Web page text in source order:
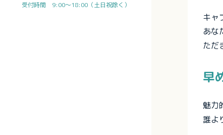
受付時間 9:00～18:00（土日祝除く）
キャ
あな
ただ
早
魅力
誰よ